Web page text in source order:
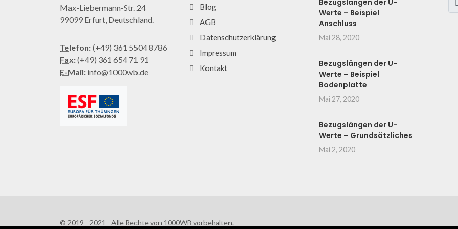
Max-Liebermann-Str. 24
99099 Erfurt, Deutschland.
Telefon:(+49) 361 5504 8786
Fax:(+49) 361 654 71 91
E-Mail: info@1000wb.de
Blog
AGB
Datenschutzerklärung
Impressum
Kontakt
Bezugslängen der U-
Werte – Beispiel
Anschluss
Mai 28, 2020
Bezugslängen der U-
Werte – Beispiel
Bodenplatte
Mai 27, 2020
Bezugslängen der U-
Werte – Grundsätzliches
Mai 2, 2020
© 2019 - 2021 - Alle Rechte von 1000WB vorbehalten.